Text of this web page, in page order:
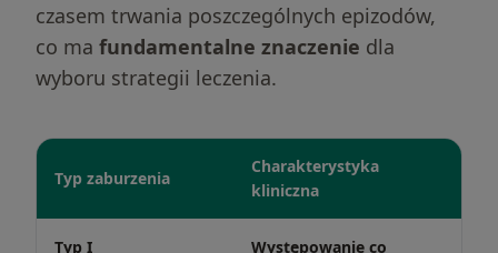
czasem trwania poszczególnych epizodów,
co ma fundamentalne znaczenie dla
wyboru strategii leczenia.
Typ zaburzenia
Charakterystyka
kliniczna
Typ I
Występowanie co